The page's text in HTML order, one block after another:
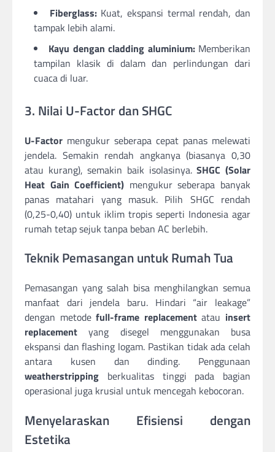
Fiberglass:Kuat, ekspansi termal rendah, dan
tampak lebih alami.
Kayu dengan cladding aluminium:Memberikan
tampilan klasik di dalam dan perlindungan dari
cuaca di luar.
3. Nilai U-Factor dan SHGC
U-Factor mengukur seberapa cepat panas melewati
jendela. Semakin rendah angkanya (biasanya 0,30
atau kurang), semakin baik isolasinya.SHGC (Solar
Heat Gain Coefficient) mengukur seberapa banyak
panas matahari yang masuk. Pilih SHGC rendah
(0,25-0,40) untuk iklim tropis seperti Indonesia agar
rumah tetap sejuk tanpa beban AC berlebih.
Teknik Pemasangan untuk Rumah Tua
Pemasangan yang salah bisa menghilangkan semua
manfaat dari jendela baru. Hindari “air leakage”
dengan metodefull-frame replacementatau insert
replacement yang disegel menggunakan busa
ekspansi dan flashing logam. Pastikan tidak ada celah
antara kusen dan dinding. Penggunaan
weatherstripping berkualitas tinggi pada bagian
operasional juga krusial untuk mencegah kebocoran.
Menyelaraskan Efisiensi dengan
Estetika